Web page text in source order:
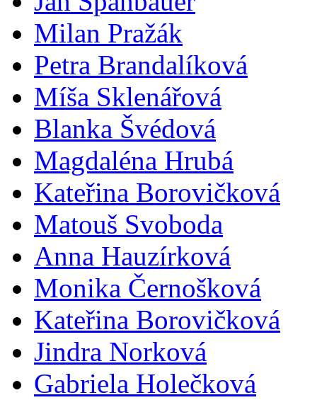
Milan Pražák
Petra Brandalíková
Míša Sklenářová
Blanka Švédová
Magdaléna Hrubá
Kateřina Borovičková
Matouš Svoboda
Anna Hauzírková
Monika Černošková
Kateřina Borovičková
Jindra Norková
Gabriela Holečková